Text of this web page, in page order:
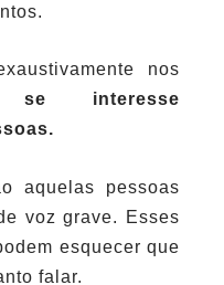
nos
se interesse
aquelas pessoas
voz grave. Esses
esquecer que
falar.